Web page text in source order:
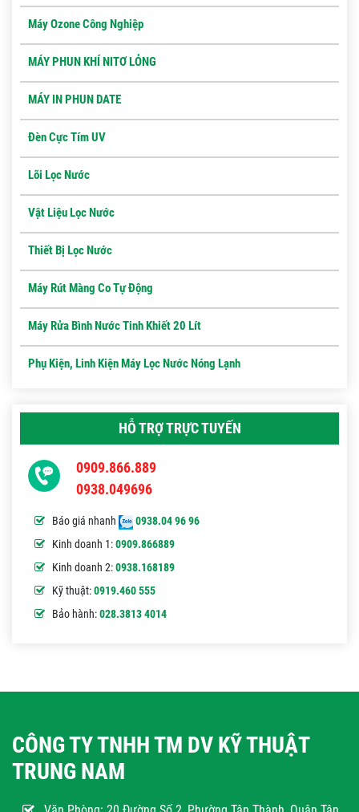
Máy Ozone Công Nghiệp
MÁY PHUN KHÍ NITƠ LỎNG
MÁY IN PHUN DATE
Đèn Cực Tím UV
Lõi Lọc Nước
Vật Liệu Lọc Nước
Thiết Bị Lọc Nước
Máy Rút Màng Co Tự Động
Máy Rửa Bình Nước Tinh Khiết 20 Lít
Phụ Kiện, Linh Kiện Máy Lọc Nước Nóng Lạnh
HỖ TRỢ TRỰC TUYẾN
0909.866.889
0938.049696
Báo giá nhanh
0938.04 96 96
Kinh doanh 1:0909.866889
Kinh doanh 2:0938.168189
Kỹ thuật:0919.460 555
Bảo hành:028.3813 4014
CÔNG TY TNHH TM DV KỸ THUẬT
TRUNG NAM